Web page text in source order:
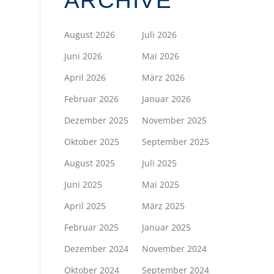
August 2026
Juli 2026
Juni 2026
Mai 2026
April 2026
März 2026
Februar 2026
Januar 2026
Dezember 2025
November 2025
Oktober 2025
September 2025
August 2025
Juli 2025
Juni 2025
Mai 2025
April 2025
März 2025
Februar 2025
Januar 2025
Dezember 2024
November 2024
Oktober 2024
September 2024